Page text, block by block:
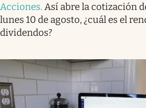
Acciones. Así abre la cotización
lunes 10 de agosto, ¿cuál es el
dividendos?